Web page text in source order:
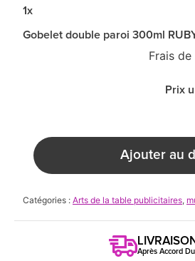
1x
Gobelet double paroi 300ml
Frais
Prix
Ajouter au
Catégories : Arts de la table publicitaires,
LIVRAISON
Après Accord Du